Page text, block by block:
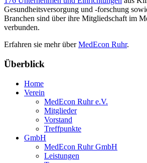
Gesundheitsversorgung und -forschung
Branchen sind über ihre Mitgliedschaft im
verbunden.
Erfahren sie mehr überMedEcon Ruhr.
Überblick
Home
Verein
MedEcon Ruhr e.V.
Mitglieder
Vorstand
Treffpunkte
GmbH
MedEcon Ruhr GmbH
Leistungen